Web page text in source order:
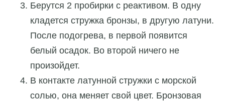
Берутся 2 пробирки с реактивом. В одну
кладется стружка бронзы, в другую латуни.
После подогрева, в первой появится
белый осадок. Во второй ничего не
произойдет.
В контакте латунной стружки с морской
солью, она меняет свой цвет. Бронзовая